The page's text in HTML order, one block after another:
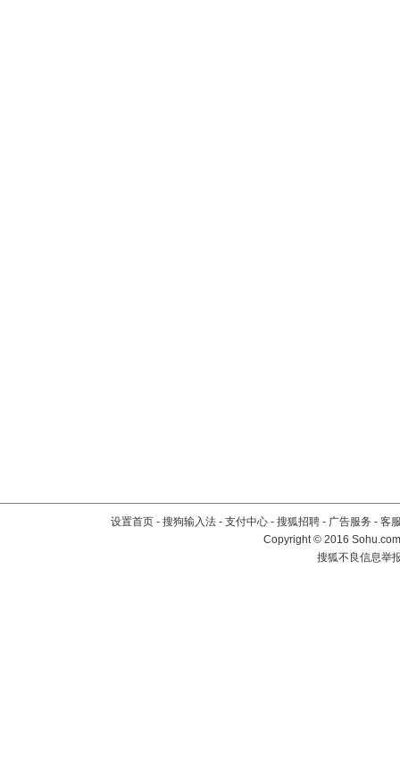
设置首页 - 搜狗输入法 - 支付中心 - 搜狐招聘 - 广告服务 - 客
Copyright©2016
搜狐不良信息举